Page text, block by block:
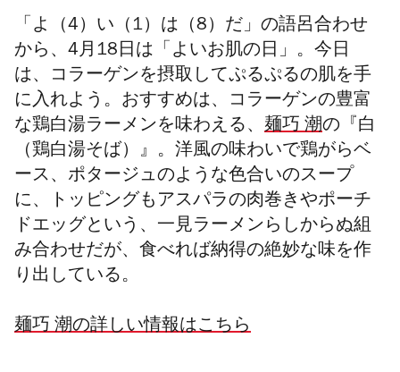
「よ（4）い（1）は（8）だ」の語呂合わせ
から、4月18日は「よいお肌の日」。今日
は、コラーゲンを摂取してぷるぷるの肌を手
に入れよう。おすすめは、コラーゲンの豊富
な鶏白湯ラーメンを味わえる、 麺巧 潮の『白
（鶏白湯そば）』。洋風の味わいで鶏がらベ
ース、ポタージュのような色合いのスープ
に、トッピングもアスパラの肉巻きやポーチ
ドエッグという、一見ラーメンらしからぬ組
み合わせだが、食べれば納得の絶妙な味を作
り出している。
麺巧 潮の詳しい情報はこちら